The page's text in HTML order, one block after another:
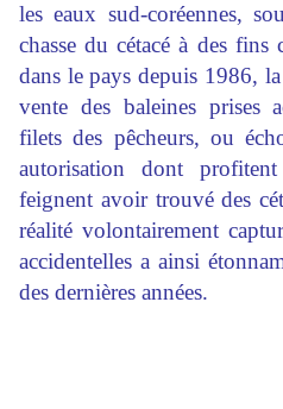
les eaux sud-coréennes,
chasse du cétacé à des fins
dans le pays depuis 1986,
vente des baleines prises
filets des pêcheurs, ou
autorisation dont
feignent avoir trouvé des
réalité volontairement
accidentelles a ainsi
des dernières années.